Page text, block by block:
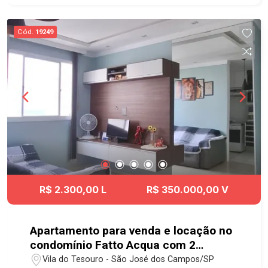
Cód. 19249
R$ 2.300,00 L R$ 350.000,00 V
Apartamento para venda e locação no
condomínio Fatto Acqua com 2
quartos e 1 vaga de garagem - 45,23
Vila do Tesouro - São José dos Campos/SP